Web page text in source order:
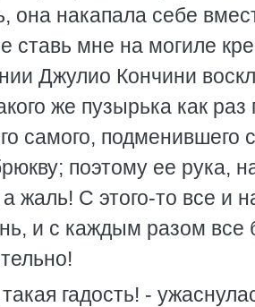
накапала себе
ставь мне на могиле
Джулио Кончини
же пузырька как раз
самого, подменившего
поэтому ее рука,
жаль! С этого-то все и
и с каждым разом все
гадость! -